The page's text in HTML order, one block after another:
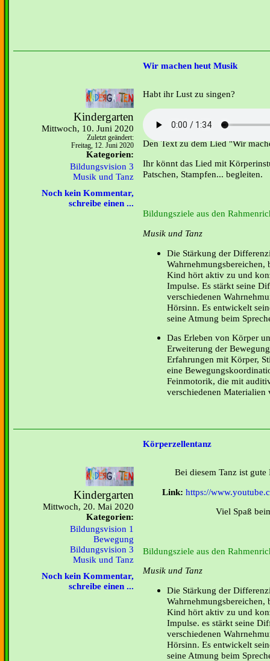
Wir machen heut Musik
Kindergarten
Mittwoch, 10. Juni 2020
Zuletzt geändert:
Freitag, 12. Juni 2020
Kategorien:
Bildungsvision 3
Musik und Tanz
Noch kein Kommentar,
schreibe einen ...
Habt ihr Lust zu singen?
Den Text zu dem Lied "Wir
Ihr könnt das Lied mit
Patschen, Stampfen... begleiten.
Bildungsziele aus den
Musik und Tanz
Die Stärkung der
Wahrnehmungsbereichen,
Kind hört aktiv zu und
Impulse. Es stärkt seine
verschiedenen
Hörsinn. Es entwickelt
seine Atmung beim
Das Erleben von Körper
Erweiterung der
Erfahrungen mit Körper,
eine
Feinmotorik, die mit
verschiedenen Materialien
Körperzellentanz
Kindergarten
Mittwoch, 20. Mai 2020
Kategorien:
Bildungsvision 1
Bewegung
Bildungsvision 3
Musik und Tanz
Noch kein Kommentar,
schreibe einen ...
Bei diesem Tanz ist
Link: https://
Viel Spaß
Bildungsziele aus den
Musik und Tanz
Die Stärkung der
Wahrnehmungsbereichen,
Kind hört aktiv zu und
Impulse. es stärkt seine
verschiedenen
Hörsinn. Es entwickelt
seine Atmung beim